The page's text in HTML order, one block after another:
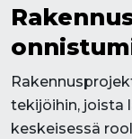
tekijöihin, joista
keskeisessä